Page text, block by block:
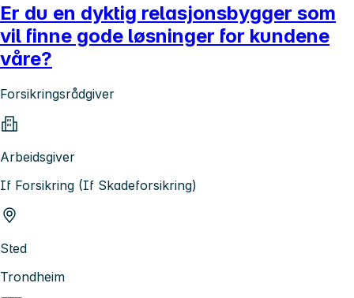
Er du en dyktig relasjonsbygger som
vil finne gode løsninger for kundene
våre?
Forsikringsrådgiver
Arbeidsgiver
If Forsikring (If Skadeforsikring)
Sted
Trondheim